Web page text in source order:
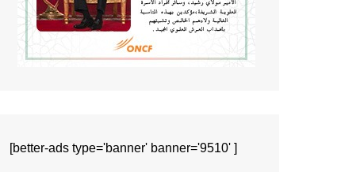
[better-ads type='banner' banner='9510' ]